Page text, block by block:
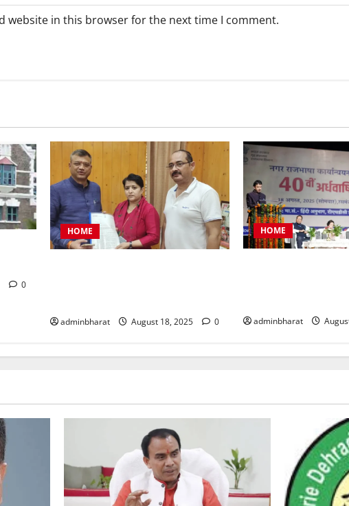
website in this browser for the next time I comment.
0
HOME
adminbharat August 18, 2025 0
HOME
adminbharat